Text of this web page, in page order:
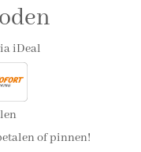
iDeal
of pinnen!